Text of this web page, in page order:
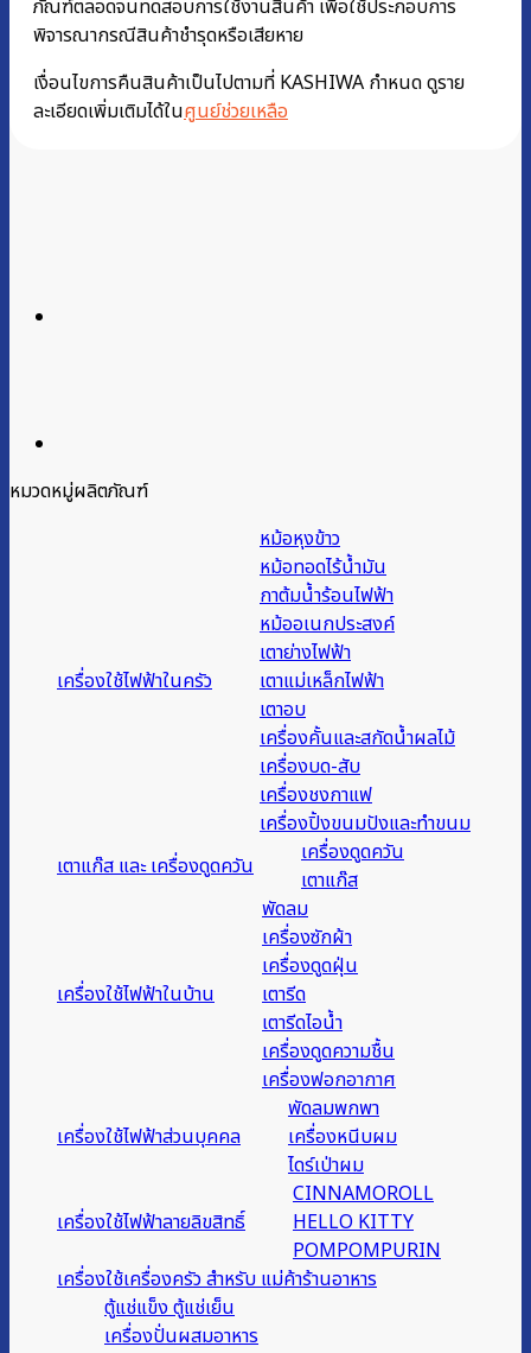
ภัณฑ์ตลอดจนทดสอบการใช้งานสินค้า เพื่อใช้ประกอบการ
พิจารณากรณีสินค้าชำรุดหรือเสียหาย
เงื่อนไขการคืนสินค้าเป็นไปตามที่ KASHIWA กำหนด ดูราย
ละเอียดเพิ่มเติมได้ในศูนย์ช่วยเหลือ
หมวดหมู่ผลิตภัณฑ์
เครื่องใช้ไฟฟ้าในครัว
หม้อหุงข้าว
หม้อทอดไร้น้ำมัน
กาต้มน้ำร้อนไฟฟ้า
หม้ออเนกประสงค์
เตาย่างไฟฟ้า
เตาแม่เหล็กไฟฟ้า
เตาอบ
เครื่องคั้นและสกัดน้ำผลไม้
เครื่องบด-สับ
เครื่องชงกาแฟ
เครื่องปิ้งขนมปังและทำขนม
เตาแก๊ส และ เครื่องดูดควัน
เครื่องดูดควัน
เตาแก๊ส
เครื่องใช้ไฟฟ้าในบ้าน
พัดลม
เครื่องซักผ้า
เครื่องดูดฝุ่น
เตารีด
เตารีดไอน้ำ
เครื่องดูดความชื้น
เครื่องฟอกอากาศ
เครื่องใช้ไฟฟ้าส่วนบุคคล
พัดลมพกพา
เครื่องหนีบผม
ไดร์เป่าผม
เครื่องใช้ไฟฟ้าลายลิขสิทธิ์
CINNAMOROLL
HELLO KITTY
POMPOMPURIN
เครื่องใช้เครื่องครัว สำหรับ แม่ค้าร้านอาหาร
ตู้แช่แข็ง ตู้แช่เย็น
เครื่องปั่นผสมอาหาร